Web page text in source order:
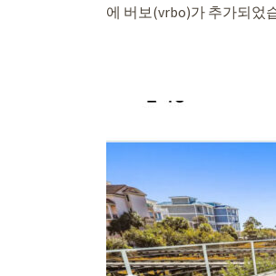
에 버보(vrbo)가 추가되었